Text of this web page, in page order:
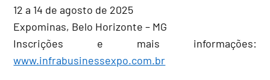
12 a 14 de agosto de 2025
Expominas, Belo Horizonte – MG
Inscrições e mais informações:
www.infrabusinessexpo.com.br